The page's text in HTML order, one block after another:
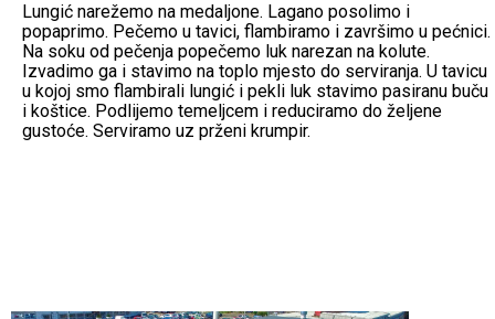
Lungić narežemo na medaljone. Lagano posolimo i
popaprimo. Pečemo u tavici, flambiramo i završimo u pećnici.
Na soku od pečenja popečemo luk narezan na kolute.
Izvadimo ga i stavimo na toplo mjesto do serviranja. U tavicu
u kojoj smo flambirali lungić i pekli luk stavimo pasiranu buču
i koštice. Podlijemo temeljcem i reduciramo do željene
gustoće. Serviramo uz prženi krumpir.